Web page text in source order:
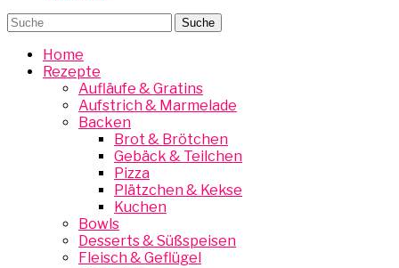
Home
Rezepte
Aufläufe & Gratins
Aufstrich & Marmelade
Backen
Brot & Brötchen
Gebäck & Teilchen
Pizza
Plätzchen & Kekse
Kuchen
Bowls
Desserts & Süßspeisen
Fleisch & Geflügel